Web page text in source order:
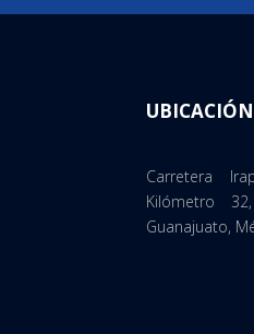
UBICACIÓN
Carretera
Kilómetro
Guanajuato,